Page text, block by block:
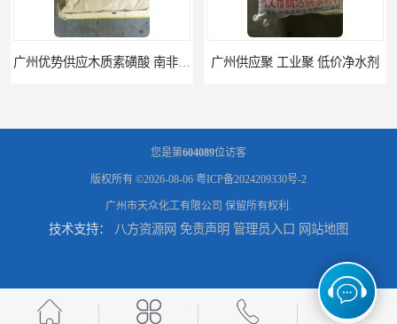
广州供应聚 工业聚 低价净水剂 供应广州 深圳 柠檬酸 山东英轩柠檬酸 二水柠檬酸
供应碳酸 工业小苏打 供应湖北双环纯碱 碳酸 高含量纯碱
您是第604089位访客
版权所有 ©2026-08-06 粤ICP备2024209330号-2
广州市天众化工有限公司 保留所有权利.
技术支持： 八方资源网 免责声明 管理员入口 网站地图